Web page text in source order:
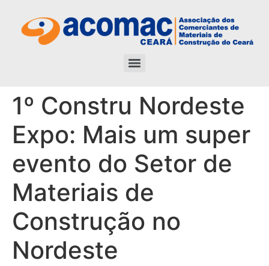
1º Constru Nordeste
Expo: Mais um super
evento do Setor de
Materiais de
Construção no
Nordeste